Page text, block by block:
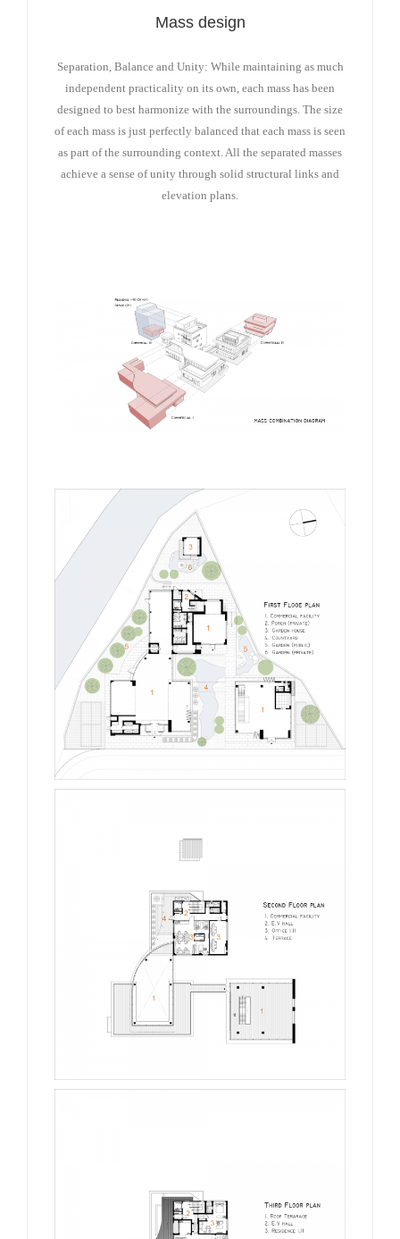
Mass design
Separation, Balance and Unity: While maintaining as much
independent practicality on its own, each mass has been
designed to best harmonize with the surroundings. The size
of each mass is just perfectly balanced that each mass is seen
as part of the surrounding context. All the separated masses
achieve a sense of unity through solid structural links and
elevation plans.